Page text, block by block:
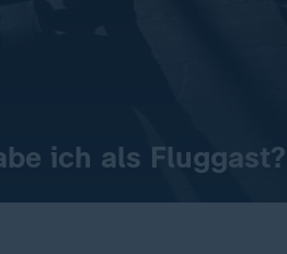
ich als Fluggast?